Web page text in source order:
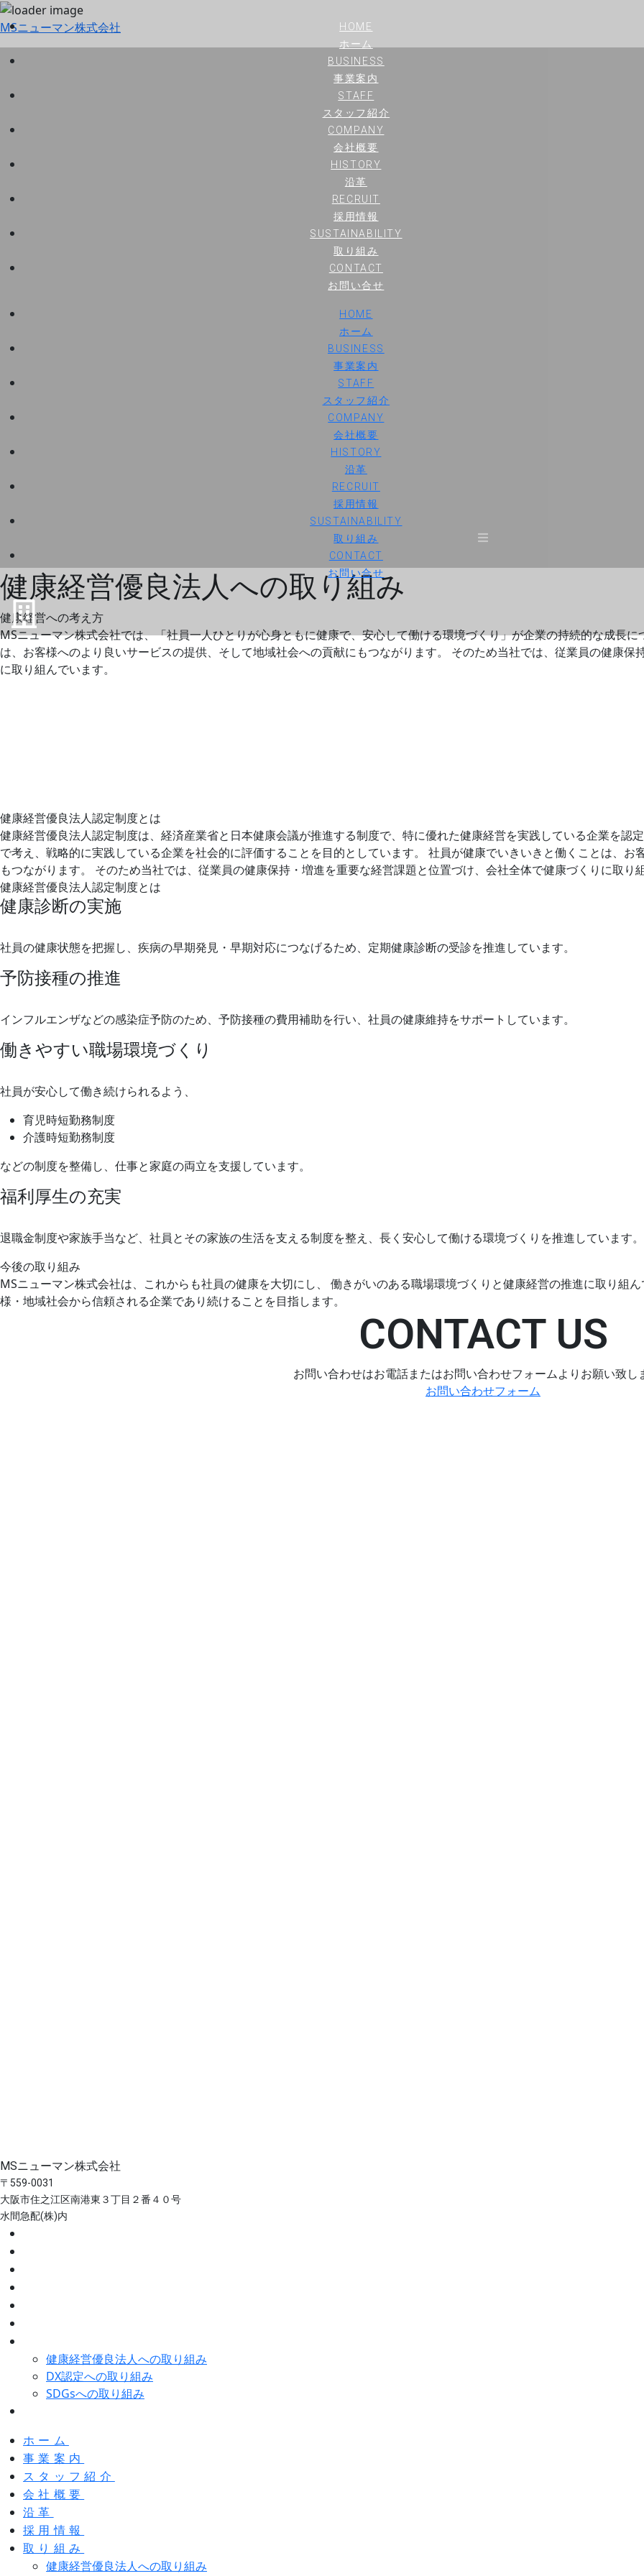
MSニューマン株式会社
HOME
ホーム
BUSINESS
事業案内
STAFF
スタッフ紹介
COMPANY
会社概要
HISTORY
沿革
RECRUIT
採用情報
SUSTAINABILITY
取り組み
CONTACT
お問い合せ
HOME
ホーム
BUSINESS
事業案内
STAFF
スタッフ紹介
COMPANY
会社概要
HISTORY
沿革
RECRUIT
採用情報
SUSTAINABILITY
取り組み
CONTACT
お問い合せ
健康経営優良法人への取り組み
健康経営への考え方
MSニューマン株式会社では、「社員一人ひとりが心身ともに健康で、安心して働ける環境づくり」が企業の持続的な成長
は、お客様へのより良いサービスの提供、そして地域社会への貢献にもつながります。 そのため当社では、従業員の健康
に取り組んでいます。
健康経営優良法人認定制度とは
健康経営優良法人認定制度は、経済産業省と日本健康会議が推進する制度で、特に優れた健康経営を実践している企業を認
で考え、戦略的に実践している企業を社会的に評価することを目的としています。 社員が健康でいきいきと働くことは、
もつながります。 そのため当社では、従業員の健康保持・増進を重要な経営課題と位置づけ、会社全体で健康づくりに取り
健康経営優良法人認定制度とは
健康診断の実施
社員の健康状態を把握し、疾病の早期発見・早期対応につなげるため、定期健康診断の受診を推進しています。
予防接種の推進
インフルエンザなどの感染症予防のため、予防接種の費用補助を行い、社員の健康維持をサポートしています。
働きやすい職場環境づくり
社員が安心して働き続けられるよう、
育児時短勤務制度
介護時短勤務制度
などの制度を整備し、仕事と家庭の両立を支援しています。
福利厚生の充実
退職金制度や家族手当など、社員とその家族の生活を支える制度を整え、長く安心して働ける環境づくりを推進しています。
今後の取り組み
MSニューマン株式会社は、これからも社員の健康を大切にし、 働きがいのある職場環境づくりと健康経営の推進に取り組
様・地域社会から信頼される企業であり続けることを目指します。
CONTACT US
お問い合わせはお電話またはお問い合わせフォームよりお願い致し
お問い合わせフォーム
MSニューマン株式会社
〒559-0031
大阪市住之江区南港東３丁目２番４０号
水間急配(株)内
健康経営優良法人への取り組み
DX認定への取り組み
SDGsへの取り組み
ホーム
事業案内
スタッフ紹介
会社概要
沿革
採用情報
取り組み
健康経営優良法人への取り組み